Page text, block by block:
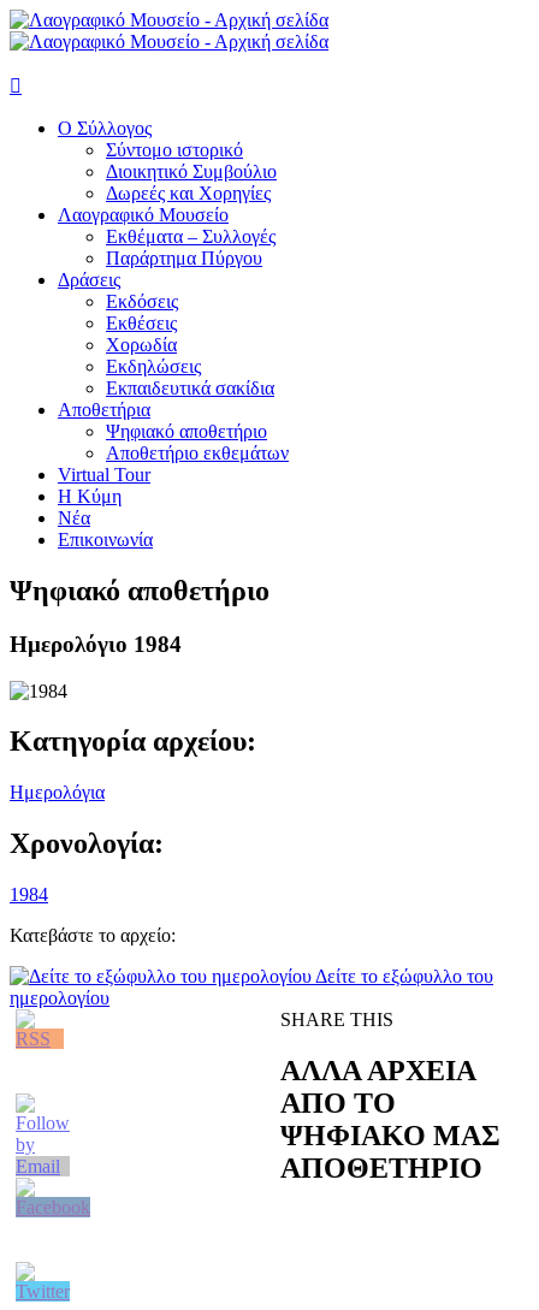

Ο Σύλλογος
Σύντομο ιστορικό
Διοικητικό Συμβούλιο
Δωρεές και Χορηγίες
Λαογραφικό Μουσείο
Εκθέματα – Συλλογές
Παράρτημα Πύργου
Δράσεις
Εκδόσεις
Εκθέσεις
Χορωδία
Εκδηλώσεις
Εκπαιδευτικά σακίδια
Αποθετήρια
Ψηφιακό αποθετήριο
Αποθετήριο εκθεμάτων
Virtual Tour
Η Κύμη
Νέα
Επικοινωνία
Ψηφιακό αποθετήριο
Ημερολόγιο 1984
Κατηγορία αρχείου:
Ημερολόγια
Χρονολογία:
1984
Κατεβάστε το αρχείο:
Δείτε το εξώφυλλο του
ημερολογίου
SHARE THIS
ΑΛΛΑ ΑΡΧΕΙΑ
ΑΠΟ ΤΟ
ΨΗΦΙΑΚΟ ΜΑΣ
ΑΠΟΘΕΤΗΡΙΟ